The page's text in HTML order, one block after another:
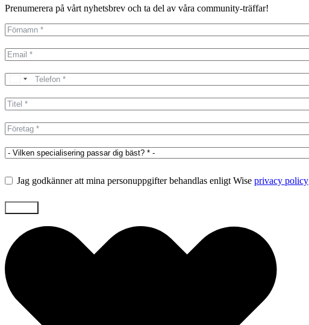
Prenumerera på vårt nyhetsbrev och ta del av våra community-träffar!
Jag godkänner att mina personuppgifter behandlas enligt Wise privacy policy